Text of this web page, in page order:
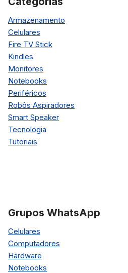
Armazenamento
Celulares
Fire TV Stick
Kindles
Monitores
Notebooks
Periféricos
Robôs Aspiradores
Smart Speaker
Tecnologia
Tutoriais
Grupos WhatsApp
Celulares
Computadores
Hardware
Notebooks